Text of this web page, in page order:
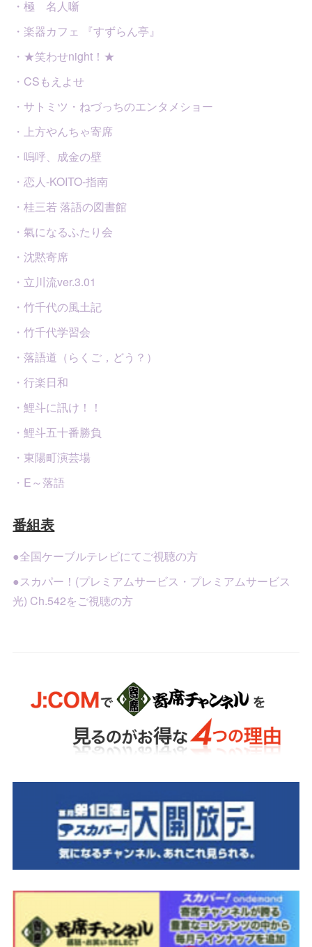
・極 名人噺
・楽器カフェ 『すずらん亭』
・★笑わせnight！★
・CSもえよせ
・サトミツ・ねづっちのエンタメショー
・上方やんちゃ寄席
・嗚呼、成金の壁
・恋人-KOITO-指南
・桂三若 落語の図書館
・氣になるふたり会
・沈黙寄席
・立川流ver.3.01
・竹千代の風土記
・竹千代学習会
・落語道（らくご，どう？）
・行楽日和
・鯉斗に訊け！！
・鯉斗五十番勝負
・東陽町演芸場
・E～落語
番組表
●全国ケーブルテレビにてご視聴の方
●スカパー！(プレミアムサービス・プレミアムサービス
光) Ch.542をご視聴の方